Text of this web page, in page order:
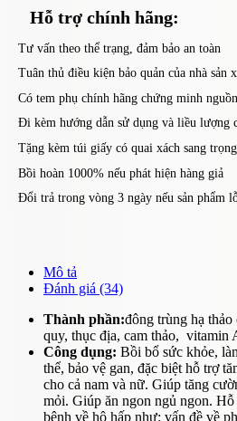
Hỗ trợ chính hãng:
Tư vấn theo thể trạng, đảm bảo an toàn
Tuân thủ điều kiện bảo quản của nhà sản
Có tem phụ chính hãng chứng minh
Đi kèm hướng dẫn sử dụng và liều lượng
Tặng kèm túi giấy có quai xách sang trọng
Bồi hoàn 1000% nếu phát hiện hàng giả
Đổi trả trong vòng 3 ngày nếu sản phẩm
Mô tả
Đánh giá (34)
Thành phần:đông trùng hạ
quy, thục địa, cam thảo, vitamin
Công dụng: Bồi bổ sức khỏe,
thể, bảo vệ gan, đặc biệt hỗ trợ
cho cả nam và nữ. Giúp tăng
mỏi. Giúp ăn ngon ngủ ngon.
bệnh về hô hấp như: vấn đề về